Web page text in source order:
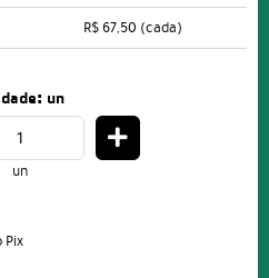
R$ 67,50 (cada)
un
un
Pix